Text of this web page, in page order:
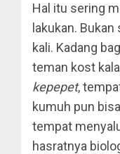
Hal itu sering
lakukan. Bukan
kali. Kadang
teman kost
kepepet,
kumuh pun
tempat
hasratnya